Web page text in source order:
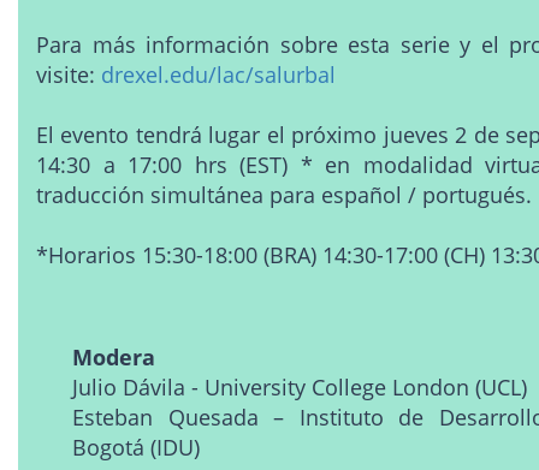
Para más información sobre esta serie y el
visite: drexel.edu/lac/salurbal
El evento tendrá lugar el próximo jueves 2 de
14:30 a 17:00 hrs (EST) * en modalidad
traducción simultánea para español / portugués.
*Horarios 15:30-18:00 (BRA) 14:30-17:00 (CH)
Modera
Julio Dávila - University College London (UCL)
Esteban Quesada – Instituto de
Bogotá (IDU)